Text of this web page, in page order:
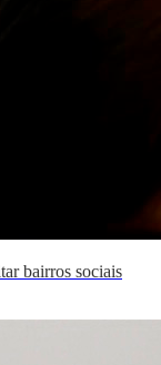
bairros sociais